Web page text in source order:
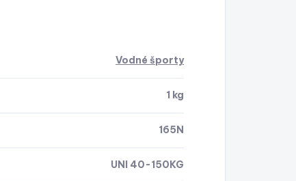
Vodné športy
1 kg
165N
UNI 40-150KG